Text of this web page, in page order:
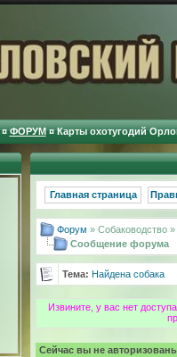
¤ ФОРУМ ¤ Карты охотугодий
Главная страница
Форум » Собаководство »
Сообщение форума
Тема: Найдена собака
Извините, у вас нет
Сейчас вы не